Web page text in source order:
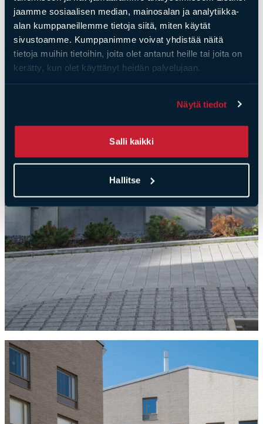
jaamme sosiaalisen median, mainosalan ja analytiikka-
alan kumppaneillemme tietoja siitä, miten käytät
sivustoamme. Kumppanimme voivat yhdistää näitä
tietoja muihin tietoihin, joita olet antanut heille tai joita on
kerätty, kun olet käyttänyt heidän palvelujaan.
Näytä tiedot
Salli kaikki
Hallitse